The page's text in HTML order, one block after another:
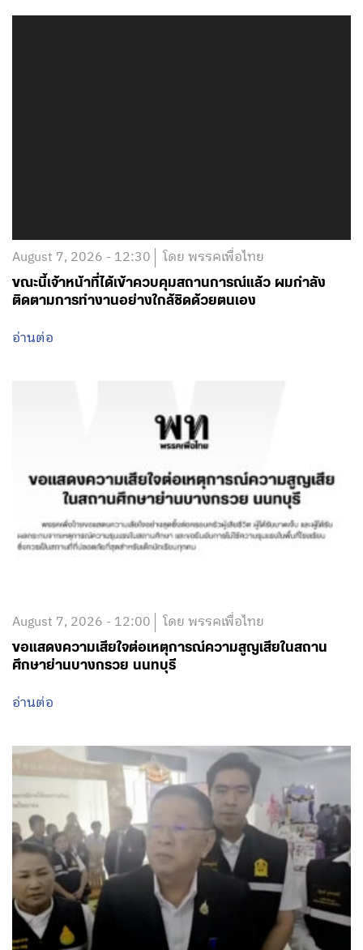
August 7, 2026 - 12:30 โดย พรรคเพื่อไทย
ขณะนี้เจ้าหน้าที่ได้เข้าควบคุมสถานการณ์แล้ว ผมกำลัง
ติดตามการทำงานอย่างใกล้ชิดด้วยตนเอง
อ่านต่อ
August 7, 2026 - 12:00 โดย พรรคเพื่อไทย
ขอแสดงความเสียใจต่อเหตุการณ์ความสูญเสียในสถาน
ศึกษาย่านบางกรวย นนทบุรี
อ่านต่อ